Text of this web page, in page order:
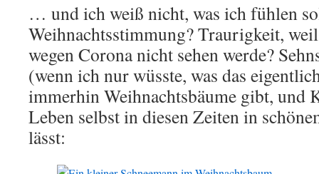
… und ich weiß nicht, was ich fühlen
Weihnachtsstimmung? Traurigkeit,
wegen Corona nicht sehen werde?
(wenn ich nur wüsste, was das
immerhin Weihnachtsbäume gibt, und
Leben selbst in diesen Zeiten in
lässt: